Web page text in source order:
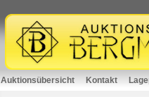
Auktionsübersicht Kontakt